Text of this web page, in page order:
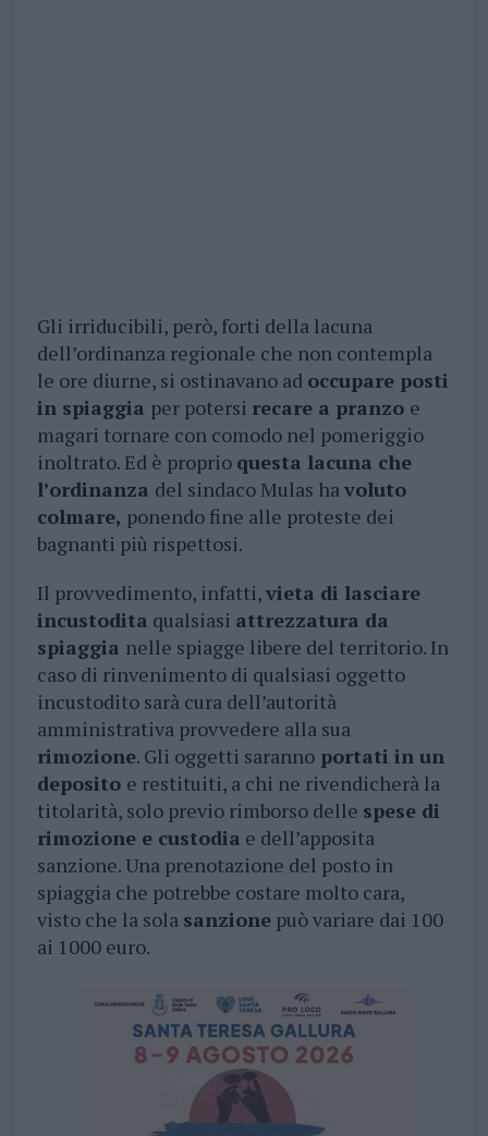
Gli irriducibili, però, forti della lacuna
dell’ordinanza regionale che non contempla
le ore diurne, si ostinavano ad occupare posti
in spiaggia per potersi recare a pranzo e
magari tornare con comodo nel pomeriggio
inoltrato. Ed è proprio questa lacuna che
l’ordinanza del sindaco Mulas havoluto
colmare, ponendo fine alle proteste dei
bagnanti più rispettosi.
Il provvedimento, infatti,vieta di lasciare
incustodita qualsiasi attrezzatura da
spiaggia nelle spiagge libere del territorio. In
caso di rinvenimento di qualsiasi oggetto
incustodito sarà cura dell’autorità
amministrativa provvedere alla sua
rimozione. Gli oggetti sarannoportati in un
deposito e restituiti, a chi ne rivendicherà la
titolarità, solo previo rimborso delle spese di
rimozione e custodia e dell’apposita
sanzione. Una prenotazione del posto in
spiaggia che potrebbe costare molto cara,
visto che la sola sanzionepuò variare dai 100
ai 1000 euro.